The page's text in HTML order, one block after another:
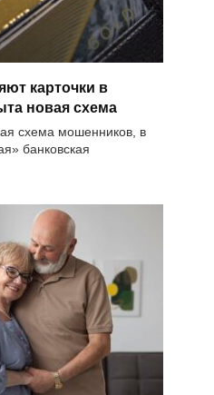
карточки в
новая схема
схема мошенников, в
банковская